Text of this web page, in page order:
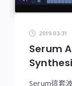
2019-03-31
Serum
Serum這套